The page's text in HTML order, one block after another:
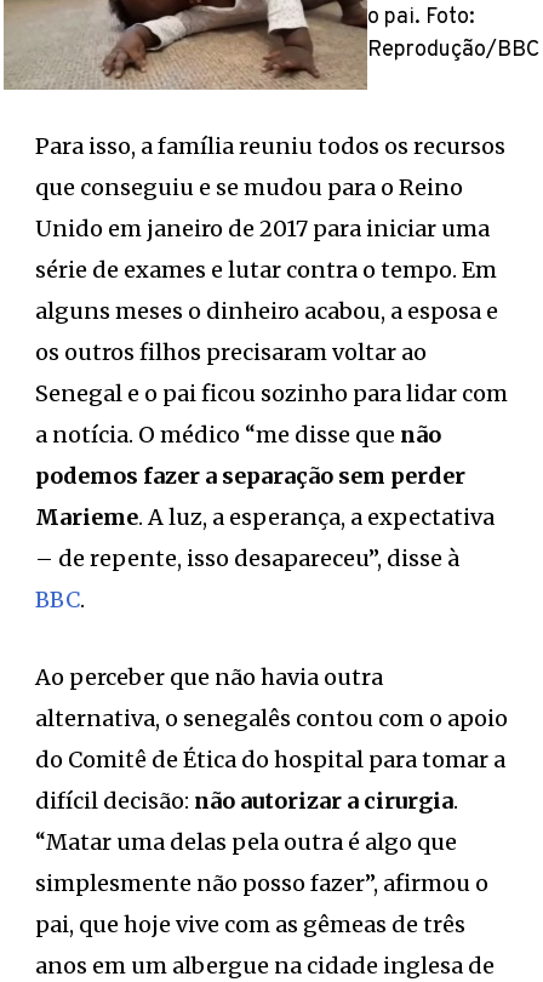
o pai. Foto:
Reprodução/BBC
Para isso, a família reuniu todos os recursos
que conseguiu e se mudou para o Reino
Unido em janeiro de 2017 para iniciar uma
série de exames e lutar contra o tempo. Em
alguns meses o dinheiro acabou, a esposa e
os outros filhos precisaram voltar ao
Senegal e o pai ficou sozinho para lidar com
a notícia. O médico “me disse que não
podemos fazer a separação sem perder
Marieme. A luz, a esperança, a expectativa
– de repente, isso desapareceu”, disse à
BBC.
Ao perceber que não havia outra
alternativa, o senegalês contou com o apoio
do Comitê de Ética do hospital para tomar a
difícil decisão: não autorizar a cirurgia.
“Matar uma delas pela outra é algo que
simplesmente não posso fazer”, afirmou o
pai, que hoje vive com as gêmeas de três
anos em um albergue na cidade inglesa de